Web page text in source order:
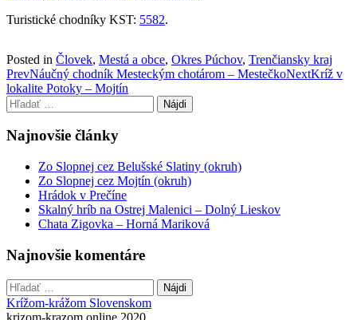
Turistické chodníky KST: 5582.
Posted in Človek, Mestá a obce, Okres Púchov, Trenčiansky kraj
Post
navigation
PrevNáučný chodník Mesteckým chotárom – MestečkoNextKríž v
lokalite Potoky – Mojtín
Hľadať:
Najnovšie články
Zo Slopnej cez Belušské Slatiny (okruh)
Zo Slopnej cez Mojtín (okruh)
Hrádok v Prečíne
Skalný hríb na Ostrej Malenici – Dolný Lieskov
Chata Zigovka – Horná Mariková
Najnovšie komentáre
Hľadať:
Krížom-krážom Slovenskom
krizom-krazom.online 2020